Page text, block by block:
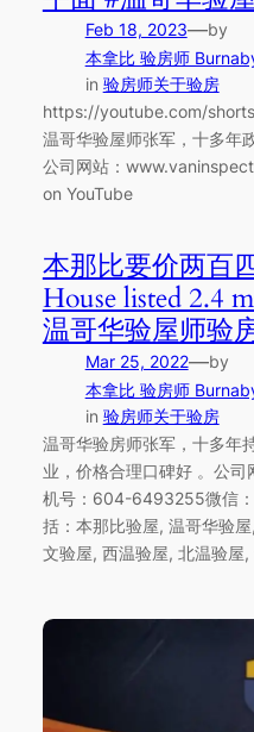
Feb 18, 2023—by
本拿比 验房师
in 验房师关于验房
https://youtube.com/
温哥华验屋师张军，十多年
公司网站：
on YouTube
本那比要价两百
House listed 2.4
温哥华验屋师验
Mar 25, 2022—by
本拿比 验房师
in 验房师关于验房
温哥华验房师张军，十多年
业，价格合理口碑好 。公
机号：604-6493255微信
括：本那比验屋, 温哥华验
文验屋, 西温验屋, 北温验屋